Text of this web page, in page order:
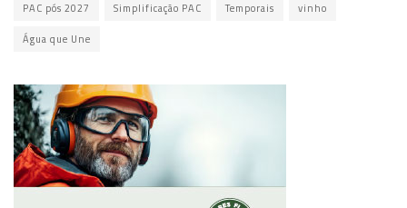
PAC pós 2027 Simplificação PAC Temporais vinho
Água que Une